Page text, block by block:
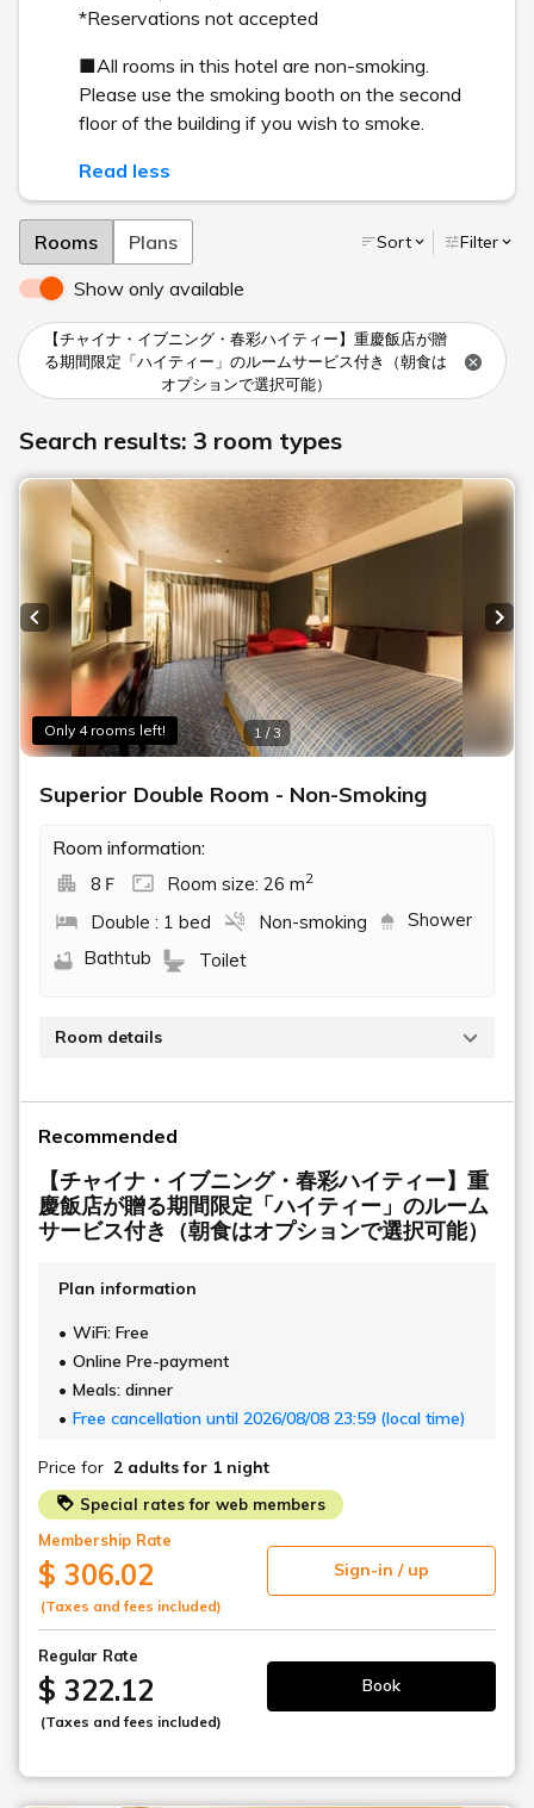
プランあり
臨時更新
屋上プール #ROSEBEACHCLUB 2026年5月16日 OPEN
Pick Up
ご宿泊 レストラン・ショップ 宴会・会議
イベント
ウエディング
ご宿泊
プール入場券付きプラン 公式サイト限定プラン | 早割プラン
ファミリー・レジャー
【満足サマープールプラン】プール入場券＆レスト
Stay
ご宿泊